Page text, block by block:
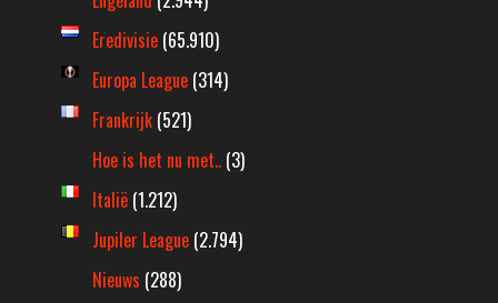
Eredivisie (65.910)
Europa League (314)
Frankrijk (521)
Hoe is het nu met.. (3)
Italië (1.212)
Jupiler League (2.794)
Nieuws (288)